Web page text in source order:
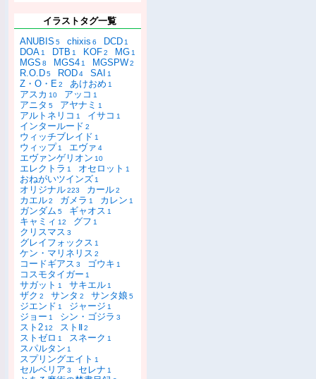
イラストタグ一覧
ANUBIS 5 chixis 6 DCD 1
DOA 1 DTB 1 KOF2 MG 1
MGS 8 MGS4 1 MGSPW2
R.O.D5 ROD4 SAI 1
Z・O・E2 あけおめ 1
アスカ 10 アッコ 1
アニタ 5 アヤナミ 1
アルトネリコ 1 イサコ 1
インタールード 2
ウィッチブレイド 1
ウィップ 1 エヴァ 4
エヴァンゲリオン 10
エレクトラ 1 オセロット 1
おねがいツインズ 1
オリジナル223 カール2
カエル2 ガメラ 1 カレン 1
ガンダム 5 ギャオス 1
キャミィ 12 グフ 1
クリスマス 3
グレイフォックス 1
ケン・マリネリス 2
コードギアス 3 ゴウキ 1
コスモタイガー 1
サガット 1 サキエル 1
ザク 2 サンタ 2 サンタ娘 5
ジエンド 1 ジャージ 1
ジョー 1 シン・ゴジラ 3
スト2 12 ストⅡ2
ストゼロ 1 スネーク 1
スパルタン 1
スプリングエイト 1
セルベリア 3 セレナ 1